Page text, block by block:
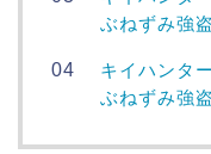
ぶねずみ強
キイハンタ
ぶねずみ強